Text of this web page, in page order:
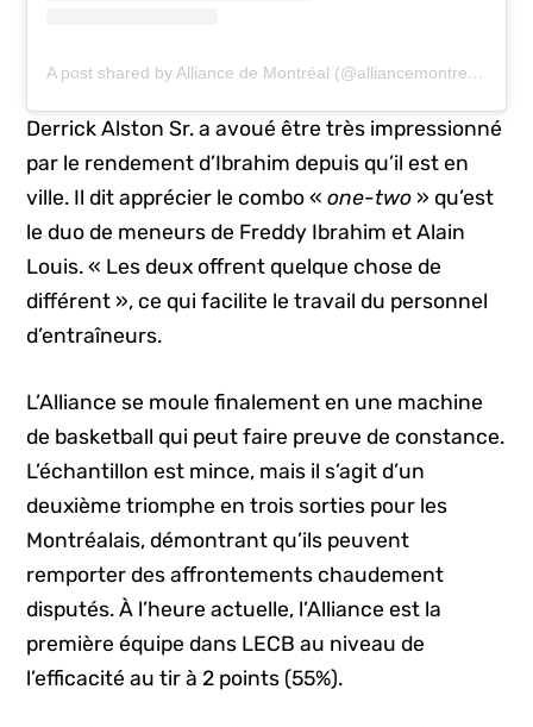
A post shared by Alliance de Montréal (@alliancemontreal)
Derrick Alston Sr. a avoué être très impressionné
par le rendement d’Ibrahim depuis qu’il est en
ville. Il dit apprécier le combo «one-two » qu’est
le duo de meneurs de Freddy Ibrahim et Alain
Louis. « Les deux offrent quelque chose de
différent », ce qui facilite le travail du personnel
d’entraîneurs.
L’Alliance se moule finalement en une machine
de basketball qui peut faire preuve de constance.
L’échantillon est mince, mais il s’agit d’un
deuxième triomphe en trois sorties pour les
Montréalais, démontrant qu’ils peuvent
remporter des affrontements chaudement
disputés. À l’heure actuelle, l’Alliance est la
première équipe dans LECB au niveau de
l’efficacité au tir à 2 points (55%).